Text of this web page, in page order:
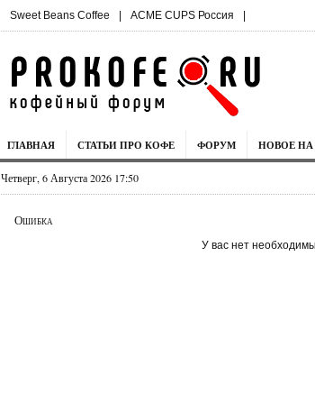
Sweet Beans Coffee | ACME CUPS Россия |
ГЛАВНАЯ СТАТЬИ ПРО КОФЕ ФОРУМ НОВОЕ НА
Четверг, 6 Августа 2026 17:50
Ошибка
У вас нет